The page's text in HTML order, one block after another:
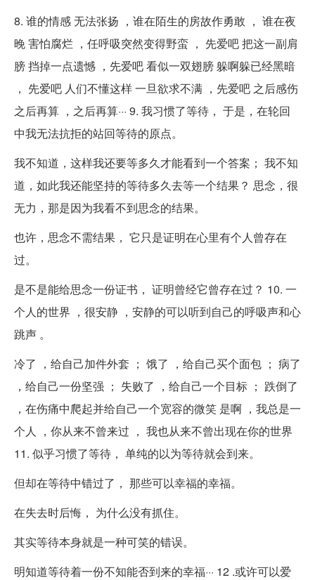
8. 谁的情感 无法张扬 ，谁在陌生的房故作勇敢 ， 谁在夜
晚 害怕腐烂 ，任呼吸突然变得野蛮 ， 先爱吧 把这一副肩
膀 挡掉一点遗憾 ，先爱吧 看似一双翅膀 躲啊躲已经黑暗
， 先爱吧 人们不懂这样 一旦欲求不满 ，先爱吧 之后感伤
之后再算 ，之后再算··· 9. 我习惯了等待， 于是，在轮回
中我无法抗拒的站回等待的原点。
我不知道，这样我还要等多久才能看到一个答案； 我不知
道，如此我还能坚持的等待多久去等一个结果？ 思念，很
无力，那是因为我看不到思念的结果。
也许，思念不需结果， 它只是证明在心里有个人曾存在
过。
是不是能给思念一份证书， 证明曾经它曾存在过？ 10. 一
个人的世界 ，很安静 ，安静的可以听到自己的呼吸声和心
跳声 。
冷了 ，给自己加件外套 ； 饿了 ，给自己买个面包 ； 病了
，给自己一份坚强 ； 失败了 ，给自己一个目标 ； 跌倒了
，在伤痛中爬起并给自己一个宽容的微笑 是啊 ，我总是一
个人 ，你从来不曾来过 ， 我也从来不曾出现在你的世界
11. 似乎习惯了等待， 单纯的以为等待就会到来。
但却在等待中错过了， 那些可以幸福的幸福。
在失去时后悔， 为什么没有抓住。
其实等待本身就是一种可笑的错误。
明知道等待着一份不知能否到来的幸福··· 12 .或许可以爱